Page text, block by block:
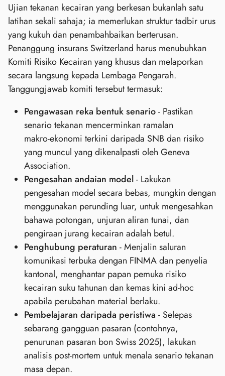
Ujian tekanan kecairan yang berkesan bukanlah satu
latihan sekali sahaja; ia memerlukan struktur tadbir urus
yang kukuh dan penambahbaikan berterusan.
Penanggung insurans Switzerland harus menubuhkan
Komiti Risiko Kecairan yang khusus dan melaporkan
secara langsung kepada Lembaga Pengarah.
Tanggungjawab komiti tersebut termasuk:
Pengawasan reka bentuk senario- Pastikan
senario tekanan mencerminkan ramalan
makro‑ekonomi terkini daripada SNB dan risiko
yang muncul yang dikenalpasti oleh Geneva
Association.
Pengesahan andaian model- Lakukan
pengesahan model secara bebas, mungkin dengan
menggunakan perunding luar, untuk mengesahkan
bahawa potongan, unjuran aliran tunai, dan
pengiraan jurang kecairan adalah betul.
Penghubung peraturan - Menjalin saluran
komunikasi terbuka dengan FINMA dan penyelia
kantonal, menghantar papan pemuka risiko
kecairan suku tahunan dan kemas kini ad‑hoc
apabila perubahan material berlaku.
Pembelajaran daripada peristiwa - Selepas
sebarang gangguan pasaran (contohnya,
penurunan pasaran bon Swiss 2025), lakukan
analisis post‑mortem untuk menala senario tekanan
masa depan.